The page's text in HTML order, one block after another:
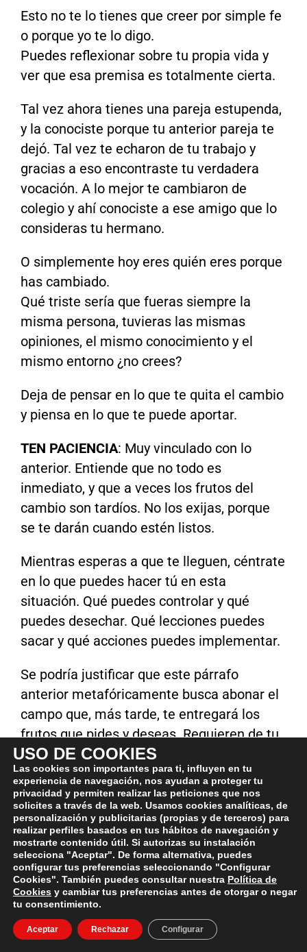
Esto no te lo tienes que creer por simple fe
o porque yo te lo digo.
Puedes reflexionar sobre tu propia vida y
ver que esa premisa es totalmente cierta.
Tal vez ahora tienes una pareja estupenda,
y la conociste porque tu anterior pareja te
dejó. Tal vez te echaron de tu trabajo y
gracias a eso encontraste tu verdadera
vocación. A lo mejor te cambiaron de
colegio y ahí conociste a ese amigo que lo
consideras tu hermano.
O simplemente hoy eres quién eres porque
has cambiado.
Qué triste sería que fueras siempre la
misma persona, tuvieras las mismas
opiniones, el mismo conocimiento y el
mismo entorno ¿no crees?
Deja de pensar en lo que te quita el cambio
y piensa en lo que te puede aportar.
TEN PACIENCIA: Muy vinculado con lo
anterior. Entiende que no todo es
inmediato, y que a veces los frutos del
cambio son tardíos. No los exijas, porque
se te darán cuando estén listos.
Mientras esperas a que te lleguen, céntrate
en lo que puedes hacer tú en esta
situación. Qué puedes controlar y qué
puedes desechar. Qué lecciones puedes
sacar y qué acciones puedes implementar.
Se podría justificar que este párrafo
anterior metafóricamente busca abonar el
campo que, más tarde, te entregará los
frutos que pides y deseas. Requieren de tu
trabajo primero.
EXPONTE AL CAMBIO: En mi experiencia,
una de las claves para volverte más
valiente a los cambios es tomar la decisión
de exponerte tú mismo a ellos. En una
dosis moderada y con la que no colapses,
pero que sea suficientemente intensa
como para que te notes incómodo y ganes
resiliencia.
USO DE COOKIES
Las cookies son importantes para ti, influyen en tu
experiencia de navegación, nos ayudan a proteger tu
privacidad y permiten realizar las peticiones que nos
solicites a través de la web. Usamos cookies analíticas, de
personalización y publicitarias (propias y de terceros) para
realizar perfiles basados en tus hábitos de navegación y
mostrarte contenido útil. Si autorizas su instalación
selecciona "Aceptar". De forma alternativa, puedes
configurar tus preferencias seleccionando "Configurar
Cookies". También puedes consultar nuestra Política de
Cookies y cambiar tus preferencias antes de otorgar o negar
tu consentimiento.
Aceptar Rechazar Configurar